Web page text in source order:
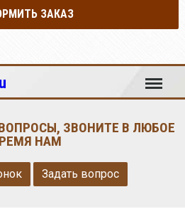
ЗАКАЗ
Меню
ЗВОНИТЕ В ЛЮБОЕ
НАМ
Задать вопрос